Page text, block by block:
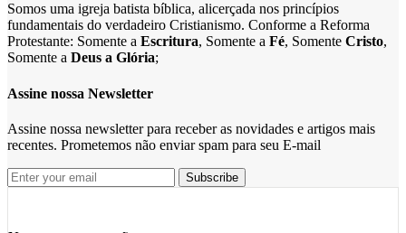
Somos uma igreja batista bíblica, alicerçada nos princípios
fundamentais do verdadeiro Cristianismo. Conforme a Reforma
Protestante: Somente a Escritura, Somente a Fé, Somente Cristo,
Somente a Deus a Glória;
Assine nossa Newsletter
Assine nossa newsletter para receber as novidades e artigos mais
recentes. Prometemos não enviar spam para seu E-mail